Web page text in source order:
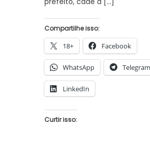
Compartilhe isso:
18+ Facebook
WhatsApp Telegram
LinkedIn
Curtir isso: